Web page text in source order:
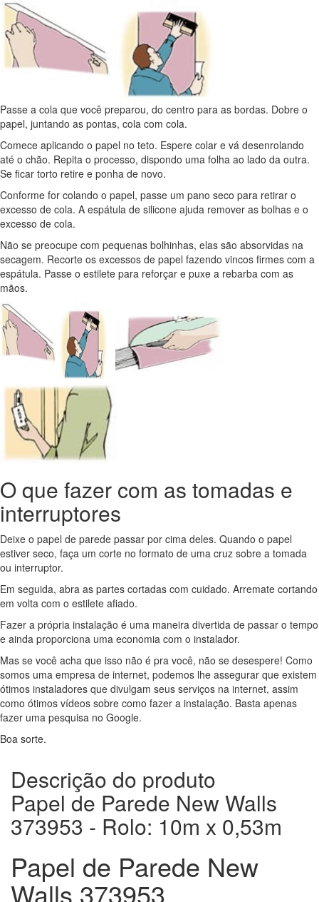
Passe a cola que você preparou, do centro para as bordas. Dobre o
papel, juntando as pontas, cola com cola.
Comece aplicando o papel no teto. Espere colar e vá desenrolando
até o chão. Repita o processo, dispondo uma folha ao lado da outra.
Se ficar torto retire e ponha de novo.
Conforme for colando o papel, passe um pano seco para retirar o
excesso de cola. A espátula de silicone ajuda remover as bolhas e o
excesso de cola.
Não se preocupe com pequenas bolhinhas, elas são absorvidas na
secagem. Recorte os excessos de papel fazendo vincos firmes com a
espátula. Passe o estilete para reforçar e puxe a rebarba com as
mãos.
O que fazer com as tomadas e
interruptores
Deixe o papel de parede passar por cima deles. Quando o papel
estiver seco, faça um corte no formato de uma cruz sobre a tomada
ou interruptor.
Em seguida, abra as partes cortadas com cuidado. Arremate cortando
em volta com o estilete afiado.
Fazer a própria instalação é uma maneira divertida de passar o tempo
e ainda proporciona uma economia com o instalador.
Mas se você acha que isso não é pra você, não se desespere! Como
somos uma empresa de internet, podemos lhe assegurar que existem
ótimos instaladores que divulgam seus serviços na internet, assim
como ótimos vídeos sobre como fazer a instalação. Basta apenas
fazer uma pesquisa no Google.
Boa sorte.
Descrição do produto
Papel de Parede New Walls
373953 - Rolo: 10m x 0,53m
Papel de Parede New
Walls 373953